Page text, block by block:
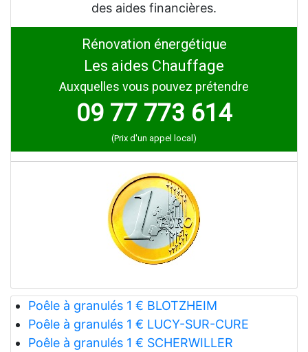
des aides financières.
Rénovation énergétique
Les aides Chauffage
Auxquelles vous pouvez prétendre
09 77 773 614
(Prix d'un appel local)
Poêle à granulés 1 € BLOTZHEIM
Poêle à granulés 1 € LUCY-SUR-CURE
Poêle à granulés 1 € SCHERWILLER